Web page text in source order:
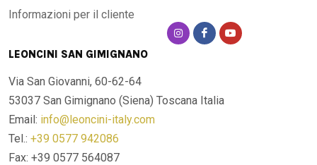
Informazioni per il cliente
LEONCINI SAN GIMIGNANO
Via San Giovanni, 60-62-64
53037 San Gimignano (Siena) Toscana Italia
Email: info@leoncini-italy.com
Tel.: +39 0577 942086
Fax: +39 0577 564087